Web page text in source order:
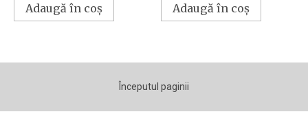
Adaugă în coș Adaugă în coș
Începutul paginii